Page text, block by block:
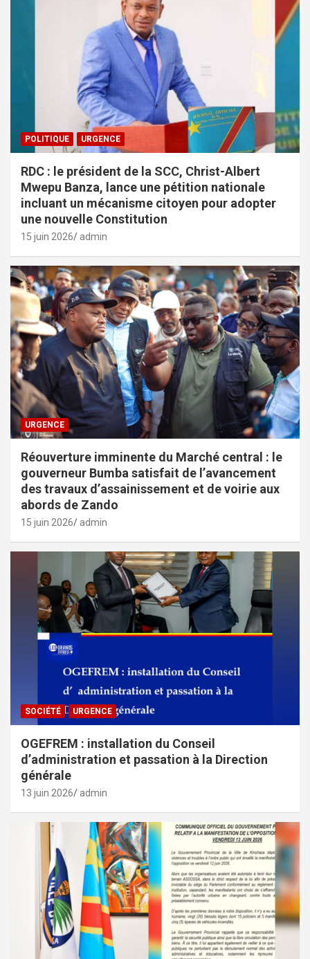
POLITIQUE URGENCE
RDC : le président de la SCC, Christ-Albert
Mwepu Banza, lance une pétition nationale
incluant un mécanisme citoyen pour adopter
une nouvelle Constitution
15 juin 2026 admin
URGENCE
Réouverture imminente du Marché central : le
gouverneur Bumba satisfait de l’avancement
des travaux d’assainissement et de voirie aux
abords de Zando
15 juin 2026 admin
SOCIÉTÉ URGENCE
OGEFREM : installation du Conseil
d’administration et passation à la Direction
générale
13 juin 2026 admin